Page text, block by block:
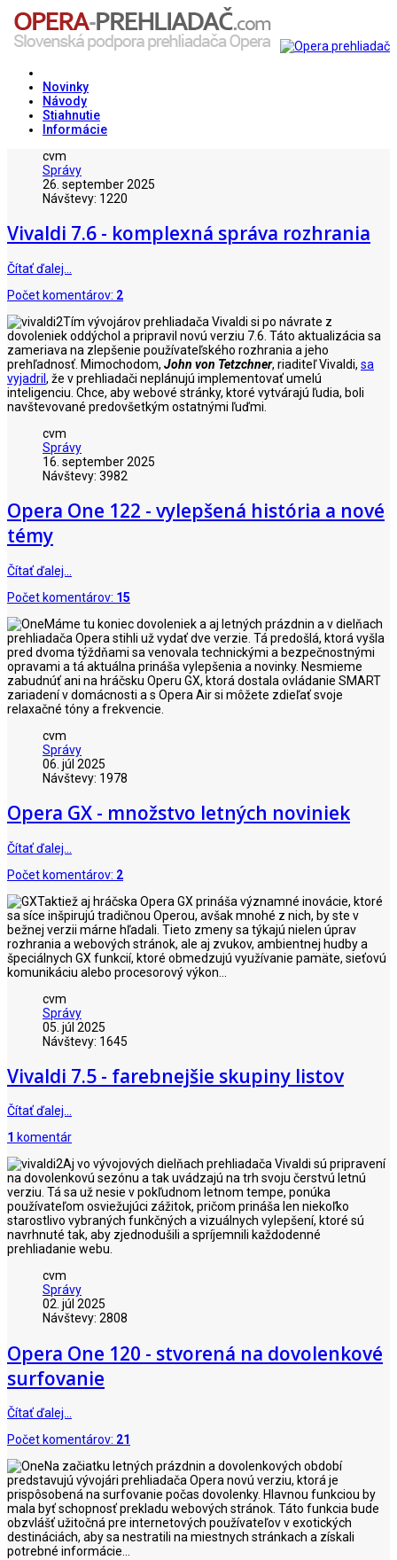
Novinky
Návody
Stiahnutie
Informácie
cvm
Správy
26. september 2025
Návštevy: 1220
Vivaldi 7.6 - komplexná správa rozhrania
Čítať ďalej…
Počet komentárov: 2
Tím vývojárov prehliadača Vivaldi si po návrate z
dovoleniek oddýchol a pripravil novú verziu 7.6. Táto aktualizácia sa
zameriava na zlepšenie používateľského rozhrania a jeho
prehľadnosť. Mimochodom, John von Tetzchner, riaditeľ Vivaldi, sa
vyjadril , že v prehliadači neplánujú implementovať umelú
inteligenciu. Chce, aby webové stránky, ktoré vytvárajú ľudia, boli
navštevované predovšetkým ostatnými ľuďmi.
cvm
Správy
16. september 2025
Návštevy: 3982
Opera One 122 - vylepšená história a nové
témy
Čítať ďalej…
Počet komentárov: 15
Máme tu koniec dovoleniek a aj letných prázdnin a v dielňach
prehliadača Opera stihli už vydať dve verzie. Tá predošlá, ktorá vyšla
pred dvoma týždňami sa venovala technickými a bezpečnostnými
opravami a tá aktuálna prináša vylepšenia a novinky. Nesmieme
zabudnúť ani na hráčsku Operu GX, ktorá dostala ovládanie SMART
zariadení v domácnosti a s Opera Air si môžete zdieľať svoje
relaxačné tóny a frekvencie.
cvm
Správy
06. júl 2025
Návštevy: 1978
Opera GX - množstvo letných noviniek
Čítať ďalej…
Počet komentárov: 2
Taktiež aj hráčska Opera GX prináša významné inovácie, ktoré
sa síce inšpirujú tradičnou Operou, avšak mnohé z nich, by ste v
bežnej verzii márne hľadali. Tieto zmeny sa týkajú nielen úprav
rozhrania a webových stránok, ale aj zvukov, ambientnej hudby a
špeciálnych GX funkcií, ktoré obmedzujú využívanie pamäte, sieťovú
komunikáciu alebo procesorový výkon...
cvm
Správy
05. júl 2025
Návštevy: 1645
Vivaldi 7.5 - farebnejšie skupiny listov
Čítať ďalej…
1 komentár
Aj vo vývojových dielňach prehliadača Vivaldi sú pripravení
na dovolenkovú sezónu a tak uvádzajú na trh svoju čerstvú letnú
verziu. Tá sa už nesie v pokľudnom letnom tempe, ponúka
používateľom osviežujúci zážitok, pričom prináša len niekoľko
starostlivo vybraných funkčných a vizuálnych vylepšení, ktoré sú
navrhnuté tak, aby zjednodušili a spríjemnili každodenné
prehliadanie webu.
cvm
Správy
02. júl 2025
Návštevy: 2808
Opera One 120 - stvorená na dovolenkové
surfovanie
Čítať ďalej…
Počet komentárov: 21
Na začiatku letných prázdnin a dovolenkových období
predstavujú vývojári prehliadača Opera novú verziu, ktorá je
prispôsobená na surfovanie počas dovolenky. Hlavnou funkciou by
mala byť schopnosť prekladu webových stránok. Táto funkcia bude
obzvlášť užitočná pre internetových používateľov v exotických
destináciách, aby sa nestratili na miestnych stránkach a získali
potrebné informácie...